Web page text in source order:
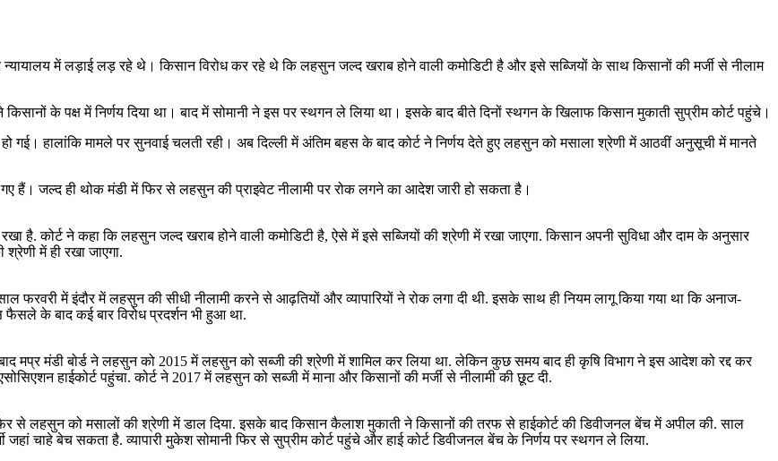
में लड़ाई लड़ रहे थे। किसान विरोध कर रहे थे कि लहसुन जल्द खराब होने वाली कमोडिटी है और इसे सब्जियों के साथ किसानों की मर्जी से नीलाम
किसानों के पक्ष में निर्णय दिया था। बाद में सोमानी ने इस पर स्थगन ले लिया था। इसके बाद बीते दिनों स्थगन के खिलाफ किसान मुकाती सुप्रीम कोर्ट पहुंचे।
गई। हालांकि मामले पर सुनवाई चलती रही। अब दिल्ली में अंतिम बहस के बाद कोर्ट ने निर्णय देते हुए लहसुन को मसाला श्रेणी में आठवीं अनुसूची में मानते
हैं। जल्द ही थोक मंडी में फिर से लहसुन की प्राइवेट नीलामी पर रोक लगने का आदेश जारी हो सकता है।
है. कोर्ट ने कहा कि लहसुन जल्द खराब होने वाली कमोडिटी है, ऐसे में इसे सब्जियों की श्रेणी में रखा जाएगा. किसान अपनी सुविधा और दाम के अनुसार
में ही रखा जाएगा.
फरवरी में इंदौर में लहसुन की सीधी नीलामी करने से आढ़तियों और व्यापारियों ने रोक लगा दी थी. इसके साथ ही नियम लागू किया गया था कि अनाज-
फैसले के बाद कई बार विरोध प्रदर्शन भी हुआ था.
मप्र मंडी बोर्ड ने लहसुन को 2015 में लहसुन को सब्जी की श्रेणी में शामिल कर लिया था. लेकिन कुछ समय बाद ही कृषि विभाग ने इस आदेश को रद्द कर
हाईकोर्ट पहुंचा. कोर्ट ने 2017 में लहसुन को सब्जी में माना और किसानों की मर्जी से नीलामी की छूट दी.
फिर से लहसुन को मसालों की श्रेणी में डाल दिया. इसके बाद किसान कैलाश मुकाती ने किसानों की तरफ से हाईकोर्ट की डिवीजनल बेंच में अपील की. साल
चाहे बेच सकता है. व्यापारी मुकेश सोमानी फिर से सुप्रीम कोर्ट पहुंचे और हाई कोर्ट डिवीजनल बेंच के निर्णय पर स्थगन ले लिया.